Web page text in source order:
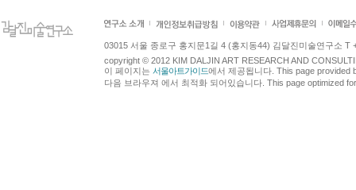
03015 서울 종로구 홍지문1길 4 (홍지동44) 김달진미술연구소 T
copyright © 2012 KIM DALJIN ART RESEARCH AND
이 페이지는 서울아트가이드에서 제공됩니다. This page provided
다음 브라우져 에서 최적화 되어있습니다. This page optimized